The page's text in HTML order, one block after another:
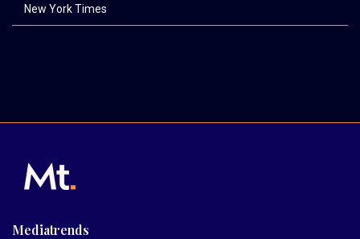
New York Times
Mediatrends